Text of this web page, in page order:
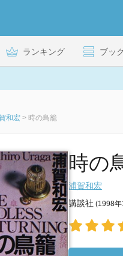
ランキング ブッ
和宏 > 時の鳥籠
時の
浦賀和宏
講談社 (1998